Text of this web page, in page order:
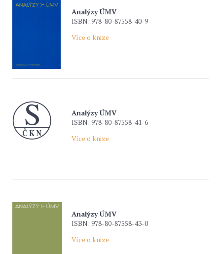
Analýzy ÚMV
ISBN: 978-80-87558-40-9
Více o knize
Analýzy ÚMV
ISBN: 978-80-87558-41-6
Více o knize
Analýzy ÚMV
ISBN: 978-80-87558-43-0
Více o knize